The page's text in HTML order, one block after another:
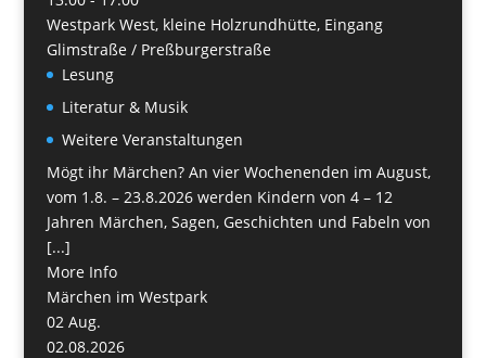
Westpark West, kleine Holzrundhütte, Eingang
Glimstraße / Preßburgerstraße
Lesung
Literatur & Musik
Weitere Veranstaltungen
Mögt ihr Märchen? An vier Wochenenden im August,
vom 1.8. – 23.8.2026 werden Kindern von 4 – 12
Jahren Märchen, Sagen, Geschichten und Fabeln von
[...]
More Info
Märchen im Westpark
02 Aug.
02.08.2026